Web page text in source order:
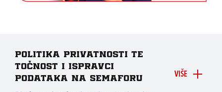
VIŠE
Politika privatnosti te
točnost i ispravci
podataka na Semaforu